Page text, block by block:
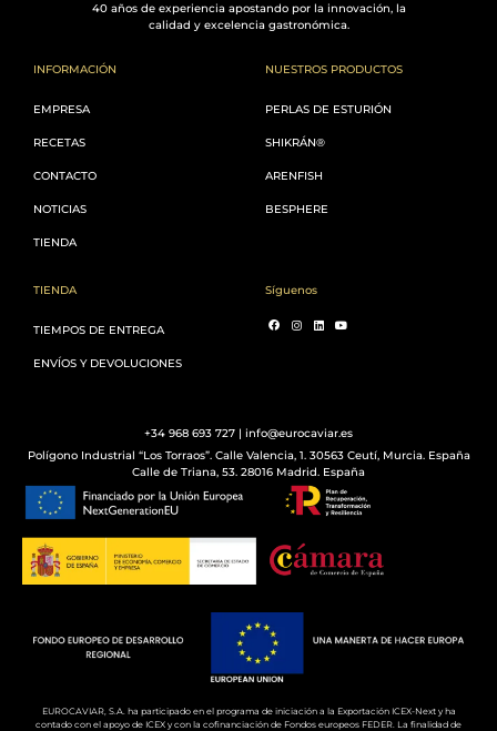
40 años de experiencia apostando por la innovación, la
calidad y excelencia gastronómica.
INFORMACIÓN
EMPRESA
RECETAS
CONTACTO
NOTICIAS
TIENDA
NUESTROS PRODUCTOS
PERLAS DE ESTURIÓN
SHIKRÁN®
ARENFISH
BESPHERE
TIENDA
TIEMPOS DE ENTREGA
ENVÍOS Y DEVOLUCIONES
Síguenos
+34 968 693 727 | info@eurocaviar.es
Polígono Industrial “Los Torraos”. Calle Valencia, 1. 30563 Ceutí, Murcia. España
Calle de Triana, 53. 28016 Madrid. España
EUROCAVIAR, S.A. ha participado en el programa de iniciación a la Exportación ICEX-Next y ha
contado con el apoyo de ICEX y con la cofinanciación de Fondos europeos FEDER. La finalidad de